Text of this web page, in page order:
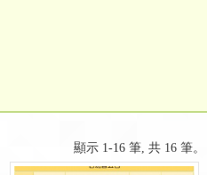
顯示 1-16 筆, 共 16 筆。